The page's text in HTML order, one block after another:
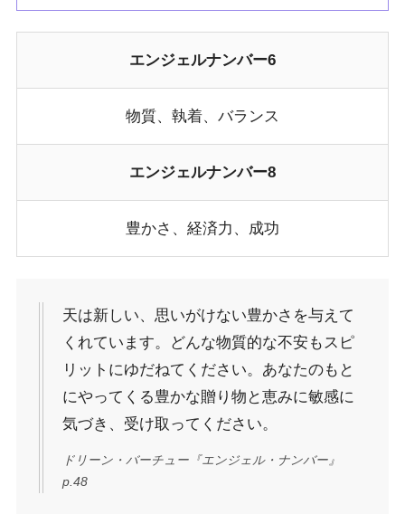
エンジェルナンバー6
物質、執着、バランス
エンジェルナンバー8
豊かさ、経済力、成功
天は新しい、思いがけない豊かさを与えて
くれています。どんな物質的な不安もスピ
リットにゆだねてください。あなたのもと
にやってくる豊かな贈り物と恵みに敏感に
気づき、受け取ってください。
ドリーン・バーチュー『エンジェル・ナンバー』
p.48